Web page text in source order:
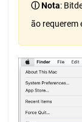
ⓘ Nota:
ão requerem